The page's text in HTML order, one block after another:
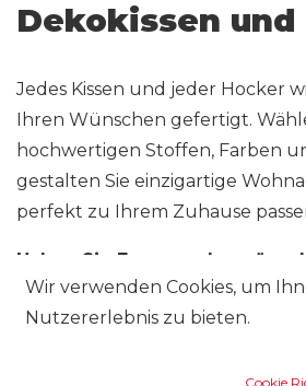
Dekokissen und
Jedes Kissen und jeder Hocker
Ihren Wünschen gefertigt.
hochwertigen Stoffen, Farben
gestalten Sie einzigartige
perfekt zu Ihrem Zuhause
Haben Sie Fragen oder
persönliche Beratung? Wir
gerne bei der Auswahl der
Wir verwenden Cookies, um
Nutzererlebnis zu bieten.
Cookie